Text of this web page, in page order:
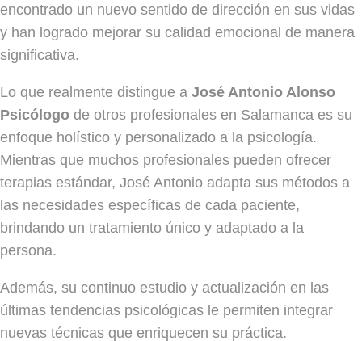
encontrado un nuevo sentido de dirección en sus vidas
y han logrado mejorar su calidad emocional de manera
significativa.
Lo que realmente distingue a José Antonio Alonso
Psicólogo de otros profesionales en Salamanca es su
enfoque holístico y personalizado a la psicología.
Mientras que muchos profesionales pueden ofrecer
terapias estándar, José Antonio adapta sus métodos a
las necesidades específicas de cada paciente,
brindando un tratamiento único y adaptado a la
persona.
Además, su continuo estudio y actualización en las
últimas tendencias psicológicas le permiten integrar
nuevas técnicas que enriquecen su práctica.